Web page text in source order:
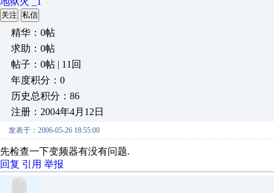
关注 私信
精华：0帖
求助：0帖
帖子：0帖 | 11回
年度积分：0
历史总积分：86
注册：2004年4月12日
发表于：2006-05-26 18:55:00
先检查一下变频器有没有问题.
回复 引用 举报